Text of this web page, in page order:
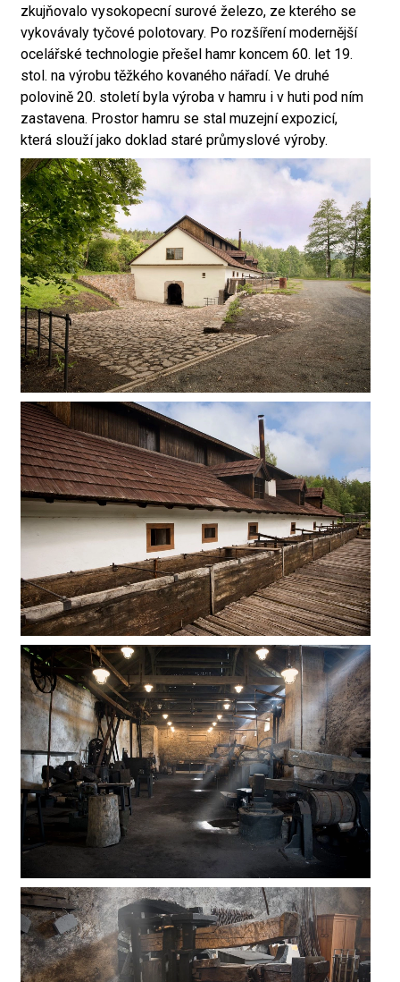
zkujňovalo vysokopecní surové železo, ze kterého se
vykovávaly tyčové polotovary. Po rozšíření modernější
ocelářské technologie přešel hamr koncem 60. let 19.
stol. na výrobu těžkého kovaného nářadí. Ve druhé
polovině 20. století byla výroba v hamru i v huti pod ním
zastavena. Prostor hamru se stal muzejní expozicí,
která slouží jako doklad staré průmyslové výroby.